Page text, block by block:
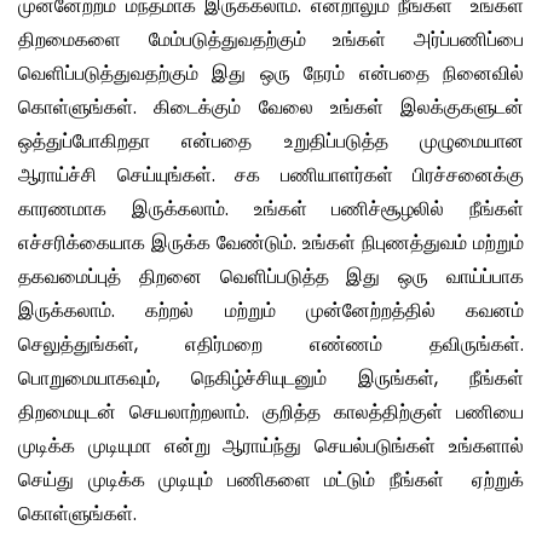
திறமைகளை மேம்படுத்துவதற்கும் உங்கள் அர்ப்பணிப்பை
வெளிப்படுத்துவதற்கும் இது ஒரு நேரம் என்பதை நினைவில்
கொள்ளுங்கள். கிடைக்கும் வேலை உங்கள் இலக்குகளுடன்
ஒத்துப்போகிறதா என்பதை உறுதிப்படுத்த முழுமையான
ஆராய்ச்சி செய்யுங்கள். சக பணியாளர்கள் பிரச்சனைக்கு
காரணமாக இருக்கலாம். உங்கள் பணிச்சூழலில் நீங்கள்
எச்சரிக்கையாக இருக்க வேண்டும். உங்கள் நிபுணத்துவம் மற்றும்
தகவமைப்புத் திறனை வெளிப்படுத்த இது ஒரு வாய்ப்பாக
இருக்கலாம். கற்றல் மற்றும் முன்னேற்றத்தில் கவனம்
செலுத்துங்கள், எதிர்மறை எண்ணம் தவிருங்கள்.
பொறுமையாகவும், நெகிழ்ச்சியுடனும் இருங்கள், நீங்கள்
திறமையுடன் செயலாற்றலாம். குறித்த காலத்திற்குள் பணியை
முடிக்க முடியுமா என்று ஆராய்ந்து செயல்படுங்கள் உங்களால்
செய்து முடிக்க முடியும் பணிகளை மட்டும் நீங்கள் ஏற்றுக்
கொள்ளுங்கள்.